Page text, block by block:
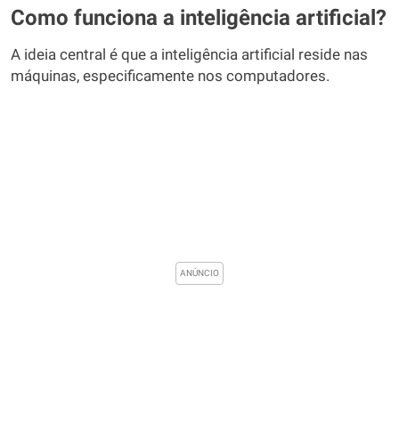
Como funciona a inteligência artificial?
A ideia central é que a inteligência artificial reside nas
máquinas, especificamente nos computadores.